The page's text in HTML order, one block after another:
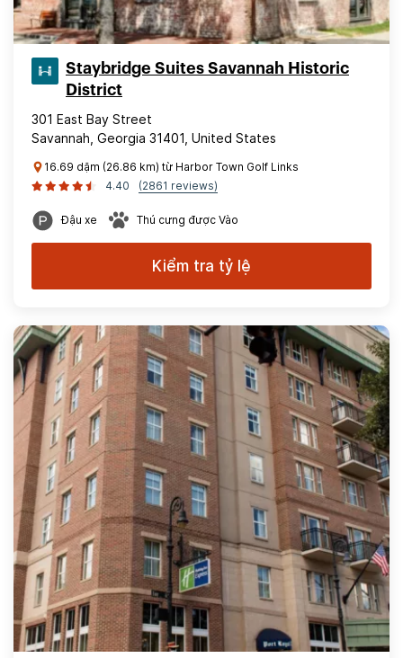
Staybridge Suites Savannah Historic
District
301 East Bay Street
Savannah, Georgia 31401, United States
16.69 dặm (26.86 km) từ Harbor Town Golf Links
4.40
(2861 reviews)
Đậu xe Thú cưng được Vào
Kiểm tra tỷ lệ